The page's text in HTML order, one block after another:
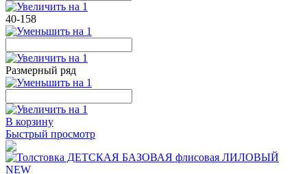
40-158
Размерный ряд
В корзину
Быстрый просмотр